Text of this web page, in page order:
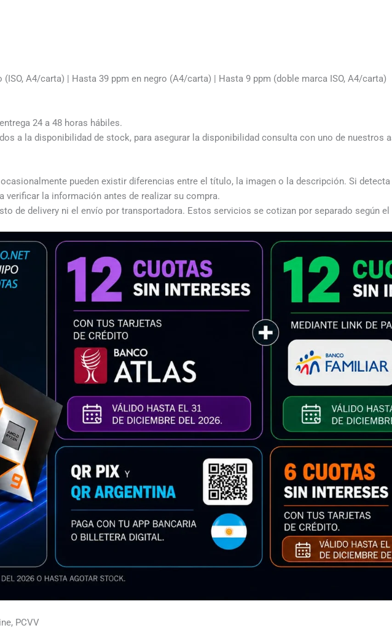
(ISO, A4/carta) | Hasta 39 ppm en negro (A4/carta) | Hasta 9 ppm (doble marca ISO, A4/carta)
24 a 48 horas hábiles.
a la disponibilidad de stock, para asegurar la disponibilidad consulta con uno de nuestros
pueden existir diferencias entre el título, la imagen o la descripción. Si
verificar la información antes de realizar su compra.
de delivery ni el envío por transportadora. Estos servicios se cotizan por separado según el
PCVV